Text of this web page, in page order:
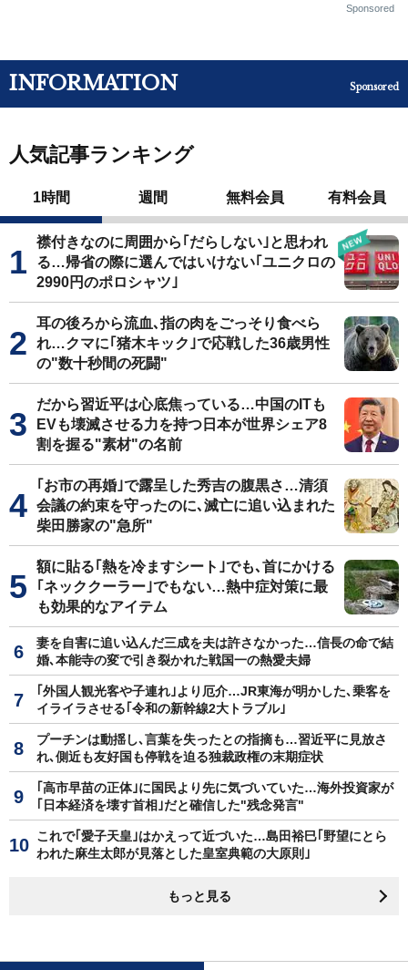
Sponsored
INFORMATION Sponsored
人気記事ランキング
1時間 週間 無料会員 有料会員
襟付きなのに周囲から｢だらしない｣と思われ
る…帰省の際に選んではいけない｢ユニクロの
2990円のポロシャツ｣
耳の後ろから流血､指の肉をごっそり食べら
れ…クマに｢猪木キック｣で応戦した36歳男性
の"数十秒間の死闘"
だから習近平は心底焦っている…中国のITも
EVも壊滅させる力を持つ日本が世界シェア8
割を握る"素材"の名前
｢お市の再婚｣で露呈した秀吉の腹黒さ…清須
会議の約束を守ったのに､滅亡に追い込まれた
柴田勝家の"急所"
額に貼る｢熱を冷ますシート｣でも､首にかける
｢ネッククーラー｣でもない…熱中症対策に最
も効果的なアイテム
妻を自害に追い込んだ三成を夫は許さなかった…信長の命で結
婚､本能寺の変で引き裂かれた戦国一の熱愛夫婦
｢外国人観光客や子連れ｣より厄介…JR東海が明かした､乗客を
イライラさせる｢令和の新幹線2大トラブル｣
プーチンは動揺し､言葉を失ったとの指摘も…習近平に見放さ
れ､側近も友好国も停戦を迫る独裁政権の末期症状
｢高市早苗の正体｣に国民より先に気づいていた…海外投資家が
｢日本経済を壊す首相｣だと確信した"残念発言"
これで｢愛子天皇｣はかえって近づいた…島田裕巳｢野望にとら
われた麻生太郎が見落とした皇室典範の大原則｣
もっと見る